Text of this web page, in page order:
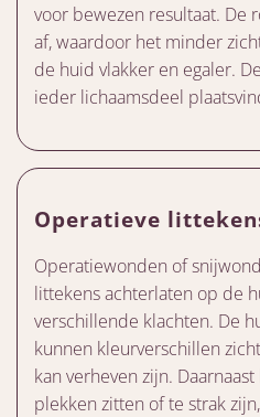
voor bewezen resultaat. De
af, waardoor het minder
de huid vlakker en egaler.
ieder lichaamsdeel
Operatieve
Operatiewonden of
littekens achterlaten op de
verschillende klachten. De
kunnen kleurverschillen
kan verheven zijn.
plekken zitten of te strak